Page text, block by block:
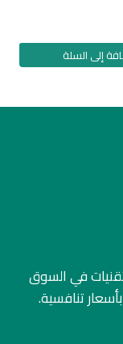
إلى السلة
في السوق
تنافسية.